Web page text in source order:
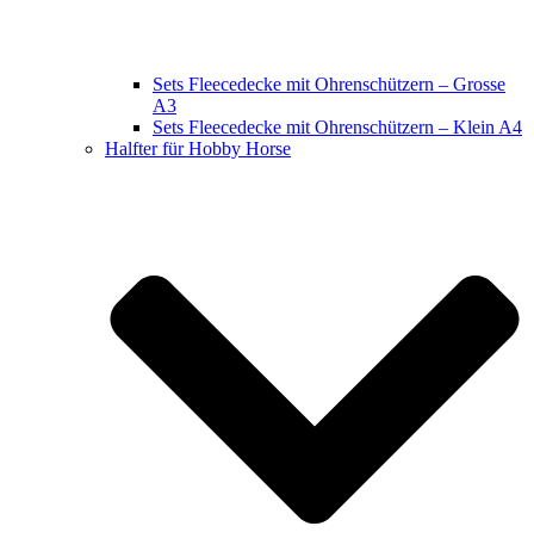
Sets Fleecedecke mit Ohrenschützern – Grosse
A3
Sets Fleecedecke mit Ohrenschützern – Klein A4
Halfter für Hobby Horse